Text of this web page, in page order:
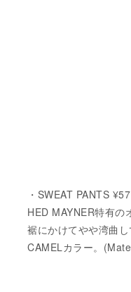
・SWEAT PANTS
HED MAYNER特有の
裾にかけてやや湾曲
CAMELカラー。